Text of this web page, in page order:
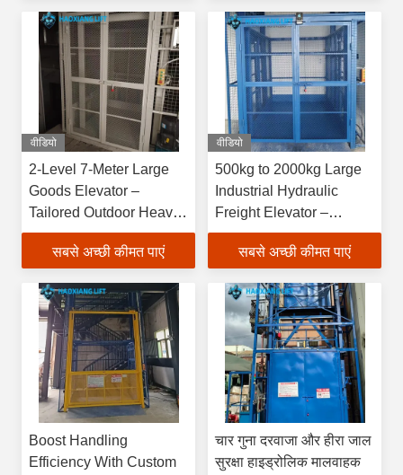
वीडियो
2-Level 7-Meter Large
Goods Elevator –
Tailored Outdoor Heavy-
Duty Freight Lift White
warehouse use
सबसे अच्छी कीमत पाएं
वीडियो
500kg to 2000kg Large
Industrial Hydraulic
Freight Elevator –
Customized for Indoor
warehouse loading Use
सबसे अच्छी कीमत पाएं
Boost Handling
Efficiency With Custom
चार गुना दरवाजा और हीरा जाल
सुरक्षा हाइड्रोलिक मालवाहक